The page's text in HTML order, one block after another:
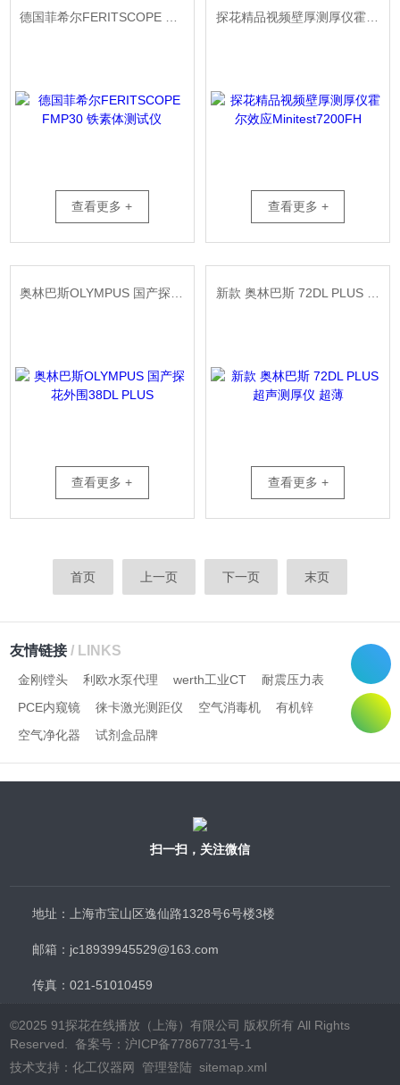
查看更多 +
探花精品视频壁厚测厚仪霍尔效应Minitest7200FH
查看更多 +
查看更多 + 查看更多 +
首页 上一页 下一页 末页
友情链接/ LINKS
金刚镗头 利欧水泵代理 werth工业CT
耐震压力表
PCE内窥镜
徕卡激光测距仪 空气消毒机
有机锌
空气净化器
试剂盒品牌
扫一扫，关注微信
地址：上海市宝山区逸仙路1328号6号楼3楼
邮箱：jc18939945529@163.com
传真：021-51010459
©2025 91探花在线播放（上海）有限公司 版权所有 All Rights
Reserved. 备案号：沪ICP备77867731号-1
技术支持：化工仪器网 管理登陆 sitemap.xml